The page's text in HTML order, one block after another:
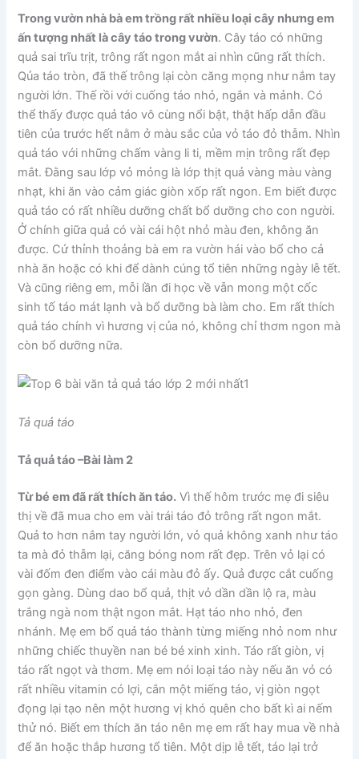
Trong vườn nhà bà em trồng rất nhiều loại cây nhưng em
ấn tượng nhất là cây táo trong vườn. Cây táo có những
quả sai trĩu trịt, trông rất ngon mắt ai nhìn cũng rất thích.
Qủa táo tròn, đã thế trông lại còn căng mọng như nắm tay
người lớn. Thế rồi với cuống táo nhỏ, ngắn và mảnh. Có
thể thấy được quả táo vô cùng nổi bật, thật hấp dẫn đầu
tiên của trước hết nằm ở màu sắc của vỏ táo đỏ thẫm. Nhìn
quả táo với những chấm vàng li ti, mềm mịn trông rất đẹp
mắt. Đằng sau lớp vỏ mỏng là lớp thịt quả vàng màu vàng
nhạt, khi ăn vào cảm giác giòn xốp rất ngon. Em biết được
quả táo có rất nhiều dưỡng chất bổ dưỡng cho con người.
Ở chính giữa quả có vài cái hột nhỏ màu đen, không ăn
được. Cứ thỉnh thoảng bà em ra vườn hái vào bổ cho cả
nhà ăn hoặc có khi để dành cúng tổ tiên những ngày lễ tết.
Và cũng riêng em, mỗi lần đi học về vẫn mong một cốc
sinh tố táo mát lạnh và bổ dưỡng bà làm cho. Em rất thích
quả táo chính vì hương vị của nó, không chỉ thơm ngon mà
còn bổ dưỡng nữa.
Tả quả táo
Tả quả táo –Bài làm 2
Từ bé em đã rất thích ăn táo. Vì thế hôm trước mẹ đi siêu
thị về đã mua cho em vài trái táo đỏ trông rất ngon mắt.
Quả to hơn nắm tay người lớn, vỏ quả không xanh như táo
ta mà đỏ thẫm lại, căng bóng nom rất đẹp. Trên vỏ lại có
vài đốm đen điểm vào cái màu đỏ ấy. Quả được cắt cuống
gọn gàng. Dùng dao bổ quả, thịt vỏ dần dần lộ ra, màu
trắng ngà nom thật ngon mắt. Hạt táo nho nhỏ, đen
nhánh. Mẹ em bổ quả táo thành từng miếng nhỏ nom như
những chiếc thuyền nan bé bé xinh xinh. Táo rất giòn, vị
táo rất ngọt và thơm. Mẹ em nói loại táo này nếu ăn vỏ có
rất nhiều vitamin có lợi, cắn một miếng táo, vị giòn ngọt
đọng lại tạo nên một hương vị khó quên cho bất kì ai nếm
thử nó. Biết em thích ăn táo nên mẹ em rất hay mua về nhà
để ăn hoặc thắp hương tổ tiên. Một dịp lễ tết, táo lại trở